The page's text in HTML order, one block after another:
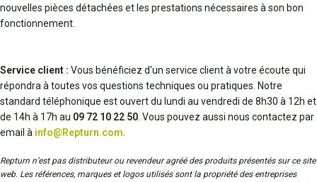
nouvelles pièces détachées et les prestations nécessaires à son bon
fonctionnement.
Service client : Vous bénéficiez d'un service client à votre écoute qui
répondra à toutes vos questions techniques ou pratiques. Notre
standard téléphonique est ouvert du lundi au vendredi de 8h30 à 12h et
de 14h à 17h au 09 72 10 22 50 . Vous pouvez aussi nous contactez par
email à info@Repturn.com
Repturn n’est pas distributeur ou revendeur agréé des produits présentés sur ce site
web. Les références, marques et logos utilisés sont la propriété des entreprises